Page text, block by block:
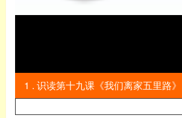
1 . 识读第十九课《我们离家五里路》